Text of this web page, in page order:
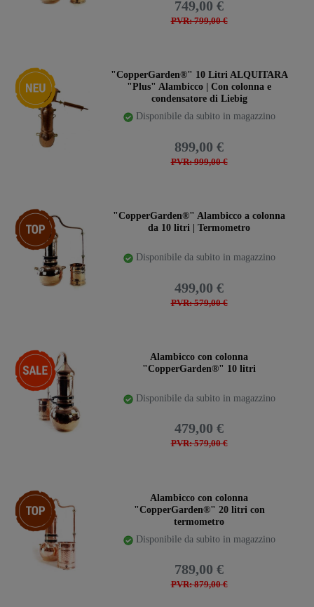
PVR: 799,00 €
749,00 €
Ceres::Template.storeSpecialNew"CopperGarden®" 10 Litri ALQUITARA
"Plus" Alambicco | Con colonna e
condensatore di Liebig
Disponibile da subito in magazzino
PVR: 999,00 €
899,00 €
Ceres::Template.storeSpecialTop"CopperGarden®" Alambicco a colonna
da 10 litri | Termometro
Disponibile da subito in magazzino
PVR: 579,00 €
499,00 €
-17%
Alambicco con colonna
"CopperGarden®" 10 litri
Disponibile da subito in magazzino
PVR: 579,00 €
479,00 €
confezione
Alambicco con colonna
"CopperGarden®" 20 litri con
termometro
Disponibile da subito in magazzino
PVR: 879,00 €
789,00 €